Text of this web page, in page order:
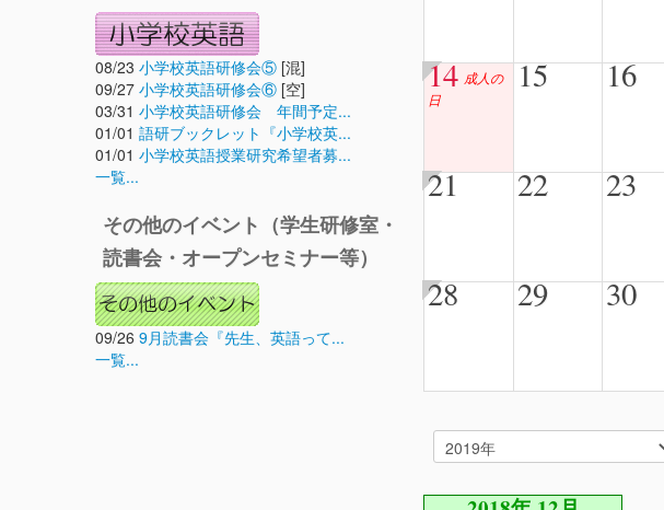
08/23 小学校英語研修会⑤ [混]
09/27 小学校英語研修会⑥ [空]
03/31 小学校英語研修会 年間予定...
01/01 語研ブックレット『小学校英...
01/01 小学校英語授業研究希望者募...
一覧...
その他のイベント（学生研修室・
読書会・オープンセミナー等）
09/26 9月読書会『先生、英語って...
一覧...
14 成人の
日
15 16
21 22 23
28 29 30